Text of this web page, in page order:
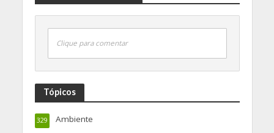
Clique para comentar
Tópicos
Ambiente
329